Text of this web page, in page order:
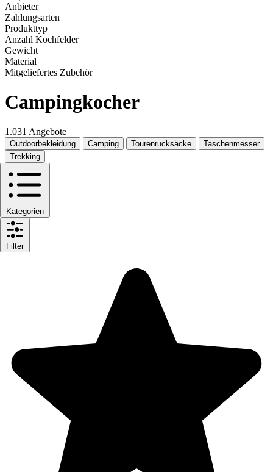
Anbieter
Zahlungsarten
Produkttyp
Anzahl Kochfelder
Gewicht
Material
Mitgeliefertes Zubehör
Campingkocher
1.031 Angebote
Outdoorbekleidung Camping Tourenrucksäcke
Taschenmesser
Trekking
Kategorien
Filter